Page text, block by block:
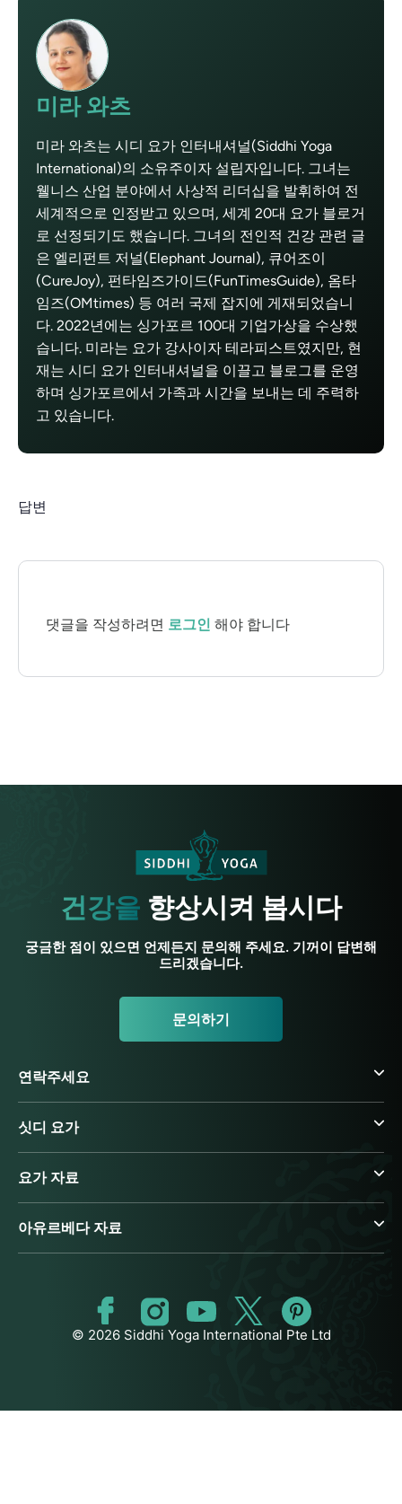
미라 와츠
미라 와츠는 시디 요가 인터내셔널(Siddhi Yoga
International)의 소유주이자 설립자입니다. 그녀는
웰니스 산업 분야에서 사상적 리더십을 발휘하여 전
세계적으로 인정받고 있으며, 세계 20대 요가 블로거
로 선정되기도 했습니다. 그녀의 전인적 건강 관련 글
은 엘리펀트 저널(Elephant Journal), 큐어조이
(CureJoy), 펀타임즈가이드(FunTimesGuide), 옴타
임즈(OMtimes) 등 여러 국제 잡지에 게재되었습니
다. 2022년에는 싱가포르 100대 기업가상을 수상했
습니다. 미라는 요가 강사이자 테라피스트였지만, 현
재는 시디 요가 인터내셔널을 이끌고 블로그를 운영
하며 싱가포르에서 가족과 시간을 보내는 데 주력하
고 있습니다.
답변
댓글을 작성하려면 로그인 해야 합니다
건강을 향상시켜 봅시다
궁금한 점이 있으면 언제든지 문의해 주세요. 기꺼이 답변해
드리겠습니다.
문의하기
연락주세요
싯디 요가
요가 자료
아유르베다 자료
© 2026 Siddhi Yoga International Pte Ltd